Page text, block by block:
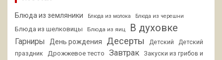
Блюда из земляники Блюда из молока Блюда из черешни
Блюда из шелковицы Блюда из яиц В духовке
Гарниры День рождения Десерты Детский
Детский
праздник
Дрожжевое тесто Завтрак
Закуски из грибов и